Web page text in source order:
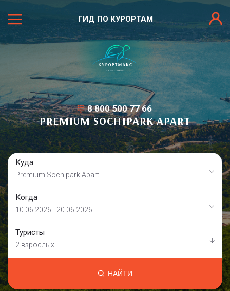
ГИД ПО КУРОРТАМ
8 800 500 77 66
PREMIUM SOCHIPARK APART
Куда
Premium Sochipark Apart
Когда
10.06.2026 - 20.06.2026
Туристы
2 взрослых
НАЙТИ